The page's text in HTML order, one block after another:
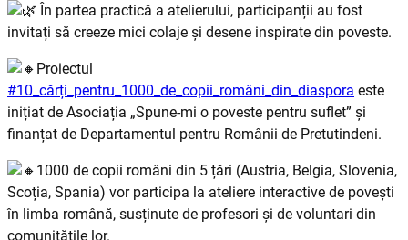
În partea practică a atelierului, participanții au fost
invitați să creeze mici colaje și desene inspirate din poveste.
Proiectul
#10_cărți_pentru_1000_de_copii_români_din_diaspora este
inițiat de Asociația „Spune-mi o poveste pentru suflet” și
finanțat de Departamentul pentru Românii de Pretutindeni.
1000 de copii români din 5 țări (Austria, Belgia, Slovenia,
Scoția, Spania) vor participa la ateliere interactive de povești
în limba română, susținute de profesori și de voluntari din
comunitățile lor.